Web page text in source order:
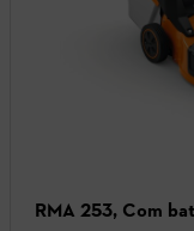
RMA 253, Com